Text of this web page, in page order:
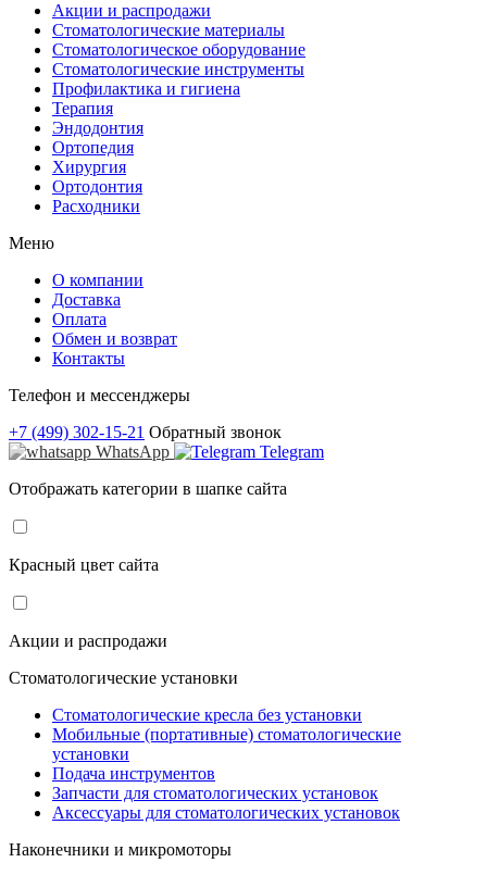
Акции и распродажи
Стоматологические материалы
Стоматологическое оборудование
Стоматологические инструменты
Профилактика и гигиена
Терапия
Эндодонтия
Ортопедия
Хирургия
Ортодонтия
Расходники
Меню
О компании
Доставка
Оплата
Обмен и возврат
Контакты
Телефон и мессенджеры
+7 (499) 302-15-21 Обратный звонок
WhatsApp
Telegram
Отображать категории в шапке сайта
Красный цвет сайта
Акции и распродажи
Стоматологические установки
Стоматологические кресла без установки
Мобильные (портативные) стоматологические
установки
Подача инструментов
Запчасти для стоматологических установок
Аксессуары для стоматологических установок
Наконечники и микромоторы